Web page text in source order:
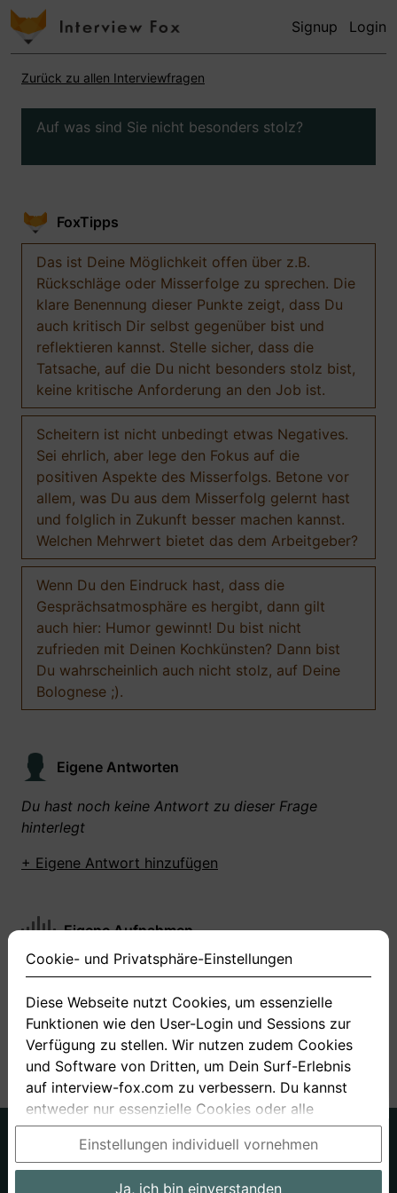
Signup Login
Zurück zu allen Interviewfragen
Auf was sind Sie nicht besonders stolz?
FoxTipps
Das ist Deine Möglichkeit offen über z.B.
Rückschläge oder Misserfolge zu sprechen. Die
klare Benennung dieser Punkte zeigt, dass Du
auch kritisch Dir selbst gegenüber bist und
reflektieren kannst. Stelle sicher, dass die
Tatsache, auf die Du nicht besonders stolz bist,
keine kritische Anforderung an den Job ist.
Scheitern ist nicht unbedingt etwas Negatives.
Sei ehrlich, aber lege den Fokus auf die
positiven Aspekte des Misserfolgs. Betone vor
allem, was Du aus dem Misserfolg gelernt hast
und folglich in Zukunft besser machen kannst.
Welchen Mehrwert bietet das dem Arbeitgeber?
Wenn Du den Eindruck hast, dass die
Gesprächsatmosphäre es hergibt, dann gilt
auch hier: Humor gewinnt! Du bist nicht
zufrieden mit Deinen Kochkünsten? Dann bist
Du wahrscheinlich auch nicht stolz, auf Deine
Bolognese ;).
Eigene Antworten
Du hast noch keine Antwort zu dieser Frage
hinterlegt
+ Eigene Antwort hinzufügen
Eigene Aufnahmen
Du hast zu dieser Frage noch keine Antworten
+ Neue Antwort aufnehmen
Über uns
Datenschutz
AGB
Bewerbungsfragen Preise
Cookie- und Privatsphäre-Einstellungen
Diese Webseite nutzt Cookies, um essenzielle
Funktionen wie den User-Login und Sessions zur
Verfügung zu stellen. Wir nutzen zudem Cookies
und Software von Dritten, um Dein Surf-Erlebnis
auf interview-fox.com zu verbessern. Du kannst
entweder nur essenzielle Cookies oder alle
Cookies akzeptieren. Du kannst Deine
Einstellungen jederzeit in unseren Cookie- und
Privatsphäre-Einstellungen ändern. Dieser Link ist
Einstellungen individuell vornehmen
Ja, ich bin einverstanden